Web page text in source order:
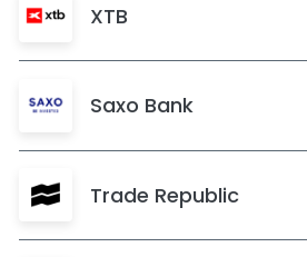
XTB
Saxo Bank
Trade Republic